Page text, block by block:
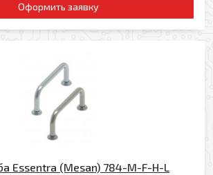
Оформить заявку
Essentra (Mesan) 784-M-F-H-L
мне
данных в соответствии с